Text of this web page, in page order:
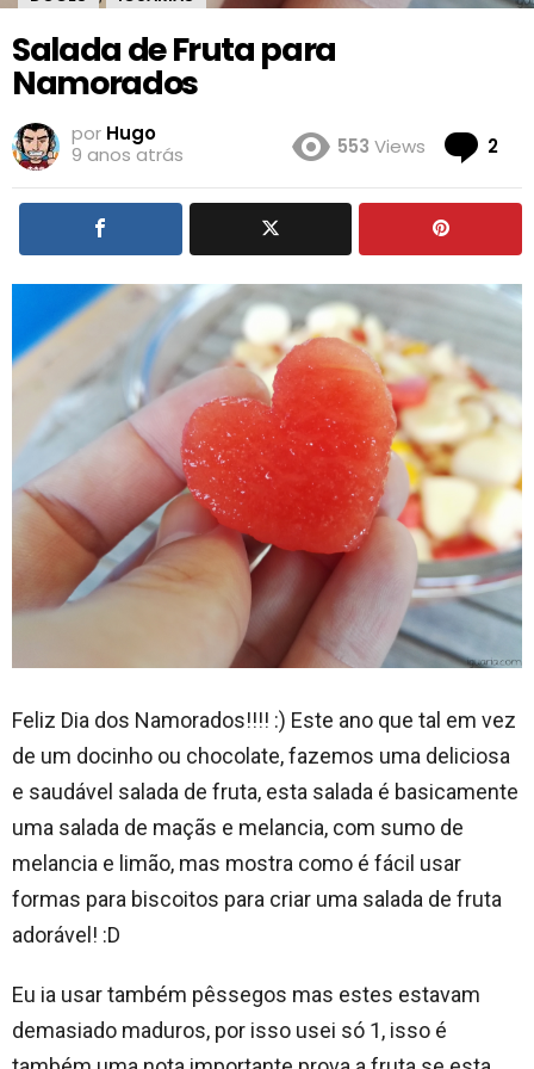
Salada de Fruta para
Namorados
por Hugo
9 anos atrás
553 Views 2
Feliz Dia dos Namorados!!!! :) Este ano que tal em vez
de um docinho ou chocolate, fazemos uma deliciosa
e saudável salada de fruta, esta salada é basicamente
uma salada de maçãs e melancia, com sumo de
melancia e limão, mas mostra como é fácil usar
formas para biscoitos para criar uma salada de fruta
adorável! :D
Eu ia usar também pêssegos mas estes estavam
demasiado maduros, por isso usei só 1, isso é